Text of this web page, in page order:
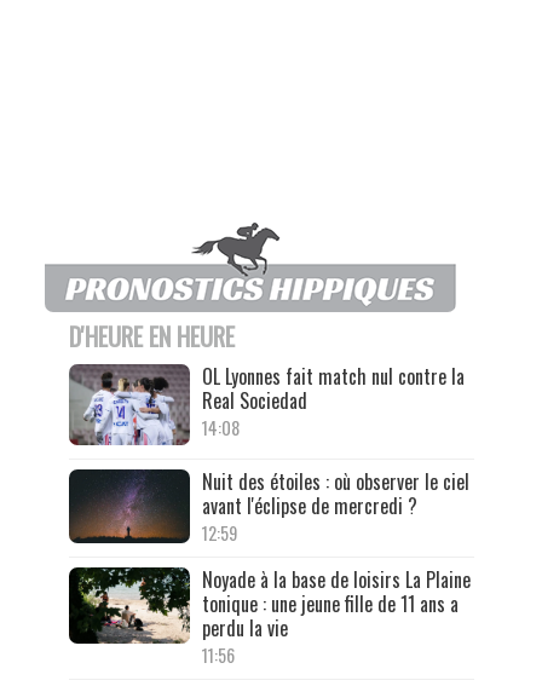
D'HEURE EN HEURE
OL Lyonnes fait match nul contre la
Real Sociedad
14:08
Nuit des étoiles : où observer le ciel
avant l'éclipse de mercredi ?
12:59
Noyade à la base de loisirs La Plaine
tonique : une jeune fille de 11 ans a
perdu la vie
11:56